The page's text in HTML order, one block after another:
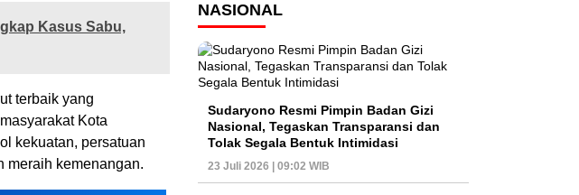
Kasus Sabu,
terbaik yang
Kota
kekuatan, persatuan
meraih kemenangan.
NASIONAL
Sudaryono Resmi Pimpin Badan Gizi
Nasional, Tegaskan Transparansi dan
Tolak Segala Bentuk Intimidasi
23 Juli 2026 | 09:02 WIB